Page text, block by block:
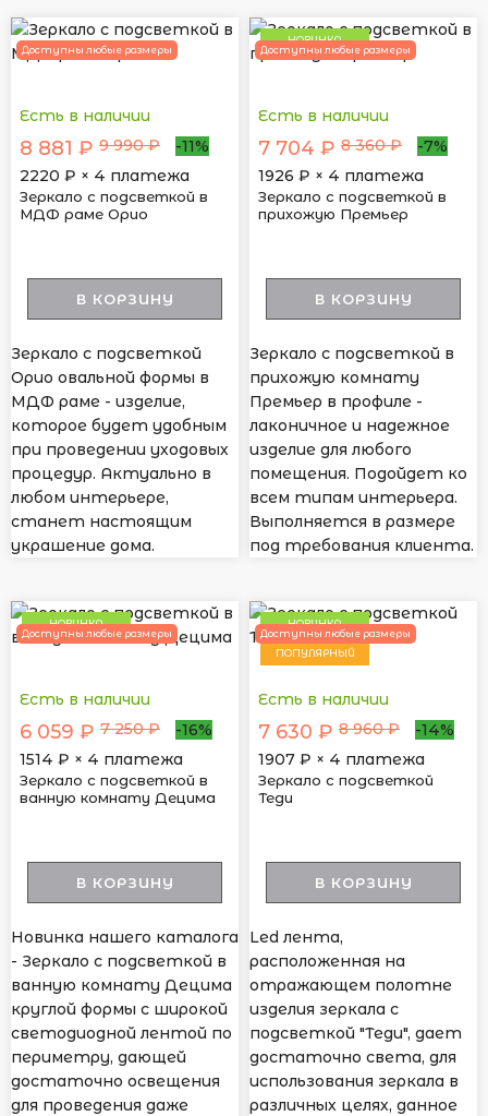
Доступны любые размеры
Есть в наличии
8 881 ₽ 9 990 ₽
-11%
2220 ₽ × 4 платежа
Зеркало с подсветкой в
МДФ раме Орио
В КОРЗИНУ
Зеркало с подсветкой
Орио овальной формы в
МДФ раме - изделие,
которое будет удобным
при проведении уходовых
процедур. Актуально в
любом интерьере,
станет настоящим
украшение дома.
НОВИНКА
Доступны любые размеры
Есть в наличии
7 704 ₽ 8 360 ₽
-7%
1926 ₽ × 4 платежа
Зеркало с подсветкой в
прихожую Премьер
В КОРЗИНУ
Зеркало с подсветкой в
прихожую комнату
Премьер в профиле -
лаконичное и надежное
изделие для любого
помещения. Подойдет ко
всем типам интерьера.
Выполняется в размере
под требования клиента.
НОВИНКА
Доступны любые размеры
Есть в наличии
6 059 ₽ 7 250 ₽
-16%
1514 ₽ × 4 платежа
Зеркало с подсветкой в
ванную комнату Децима
В КОРЗИНУ
Новинка нашего каталога
- Зеркало с подсветкой в
ванную комнату Децима
круглой формы с широкой
светодиодной лентой по
периметру, дающей
достаточно освещения
для проведения даже
НОВИНКА
ПОПУЛЯРНЫЙ
Доступны любые размеры
Есть в наличии
7 630 ₽ 8 960 ₽
-14%
1907 ₽ × 4 платежа
Зеркало с подсветкой
Теди
В КОРЗИНУ
Led лента,
расположенная на
отражающем полотне
изделия зеркала с
подсветкой "Теди", дает
достаточно света, для
использования зеркала в
различных целях, данное